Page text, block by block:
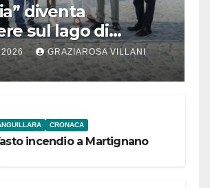
diventa
sul lago di
ieriGRAZIAROSA VILLANI
CRONACA
incendio a Martignano